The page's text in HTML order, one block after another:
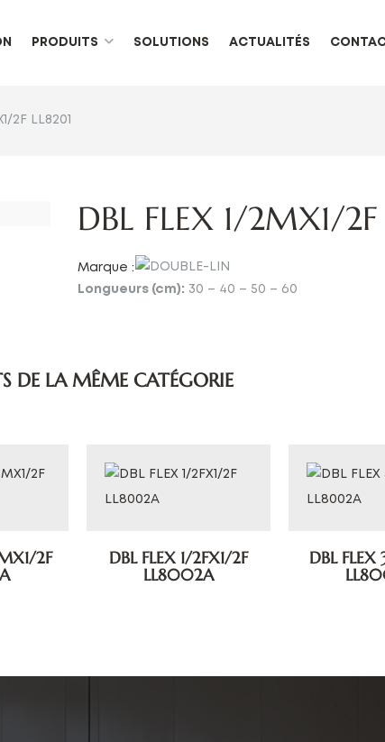
PRODUITS SOLUTIONS ACTUALITÉS
2F LL8201
DBL FLEX 1/2MX1/
Marque :
Longueurs (cm): 30 – 40 – 50 – 60
DE LA MÊME CATÉGORIE
2F
DBL FLEX 1/2FX1/2F
LL8002A
DBL FLEX